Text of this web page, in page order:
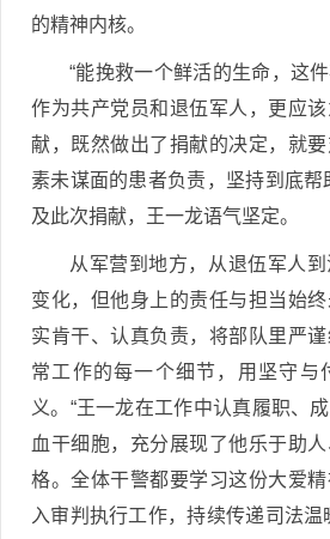
的精神内核。
“能挽救一个鲜活的生命，这
作为共产党员和退伍军人，更应
献，既然做出了捐献的决定，就
素未谋面的患者负责，坚持到底帮
及此次捐献，王一龙语气坚定。
从军营到地方，从退伍军人
变化，但他身上的责任与担当始
实肯干、认真负责，将部队里严
常工作的每一个细节，用坚守与
义。“王一龙在工作中认真履职、
血干细胞，充分展现了他乐于助
格。全体干警都要学习这份大爱
入审判执行工作，持续传递司法温